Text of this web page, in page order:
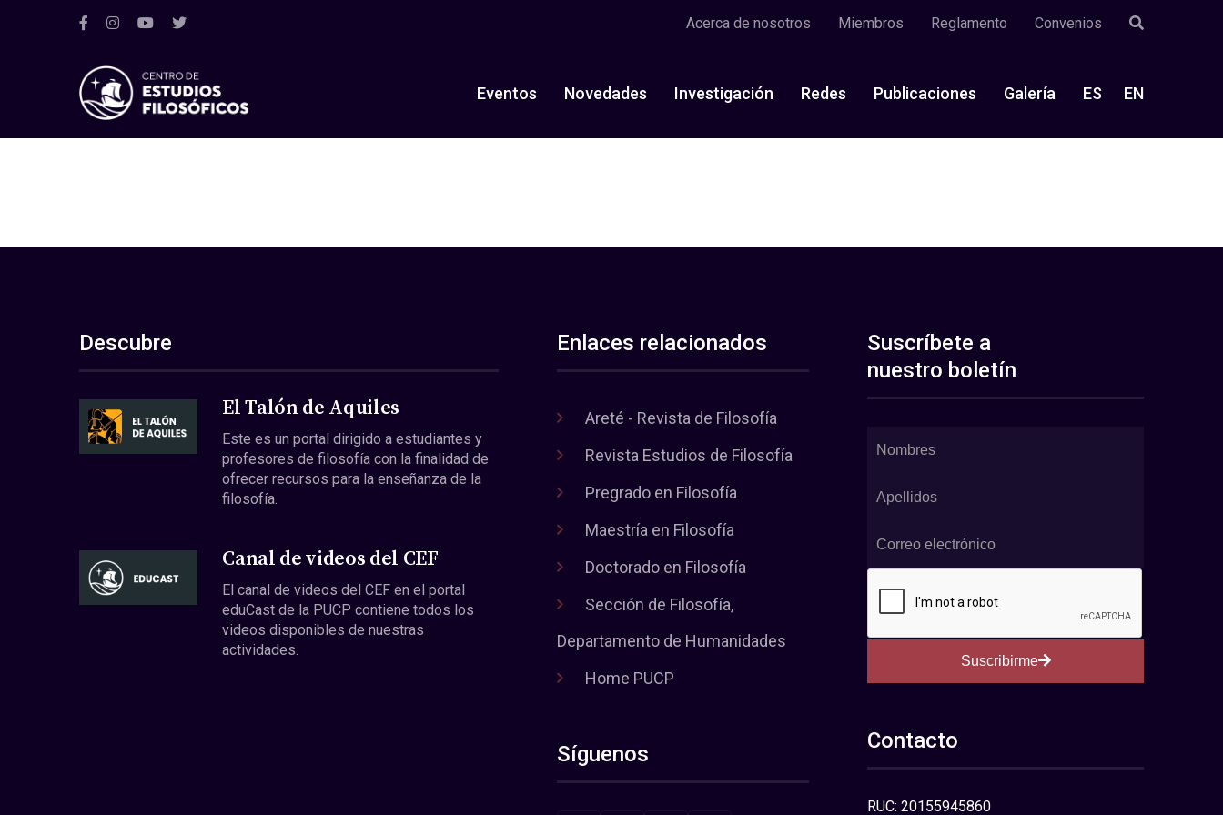
Acerca de nosotros Miembros Reglamento Convenios
Eventos Novedades Investigación Redes Publicaciones Galería ES EN
Descubre
El Talón de Aquiles
Este es un portal dirigido a estudiantes y
profesores de filosofía con la finalidad de
ofrecer recursos para la enseñanza de la
filosofía.
Canal de videos del CEF
El canal de videos del CEF en el portal
eduCast de la PUCP contiene todos los
videos disponibles de nuestras
actividades.
Enlaces relacionados
Areté - Revista de Filosofía
Revista Estudios de Filosofía
Pregrado en Filosofía
Maestría en Filosofía
Doctorado en Filosofía
Sección de Filosofía,
Departamento de Humanidades
Home PUCP
Síguenos
Suscríbete a
nuestro boletín
Suscribirme
Contacto
RUC: 20155945860